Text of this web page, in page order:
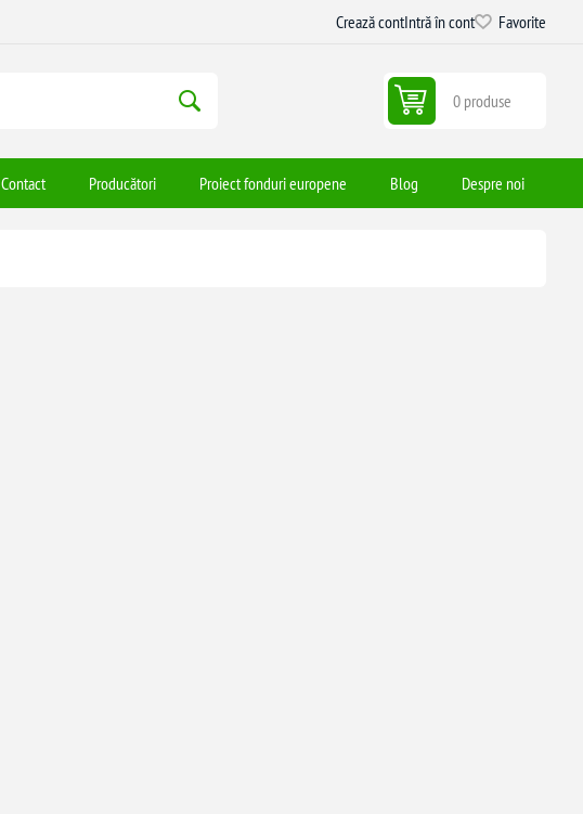
Crează contIntră în cont Favorite
0 produse
Contact Producători Proiect fonduri europene Blog Despre noi